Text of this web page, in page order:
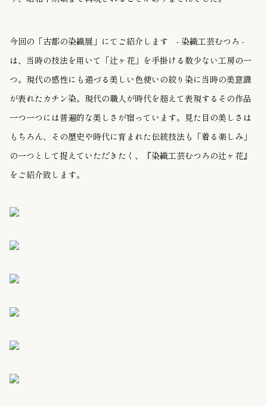
今回の「古都の染織展」にてご紹介します - 染織工芸むつろ -
は、当時の技法を用いて「辻ヶ花」を手掛ける数少ない工房の一
つ。現代の感性にも通づる美しい色使いの絞り染に当時の美意識
が表れたカチン染。現代の職人が時代を超えて表現するその作品
一つ一つには普遍的な美しさが宿っています。見た目の美しさは
もちろん、その歴史や時代に育まれた伝統技法も「着る楽しみ」
の一つとして捉えていただきたく、『染織工芸むつろの辻ヶ花』
をご紹介致します。